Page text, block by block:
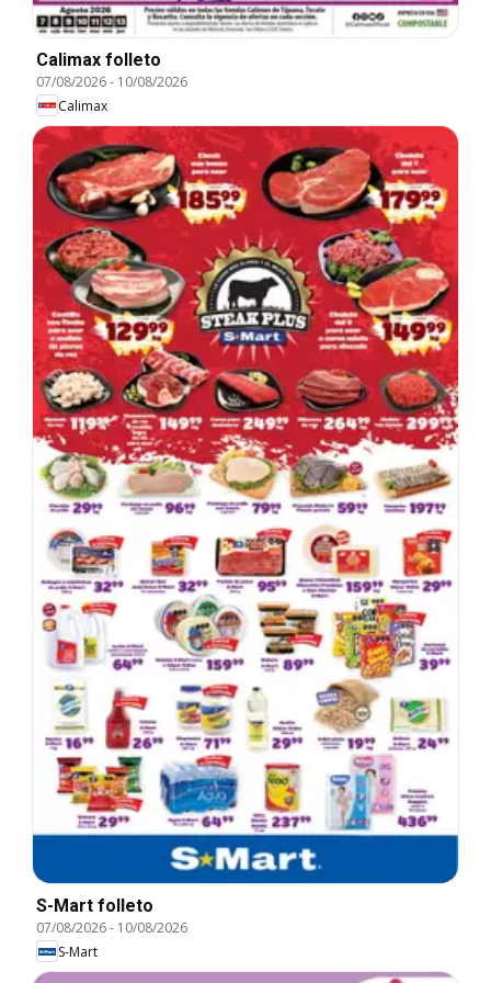
Calimax folleto
07/08/2026- 10/08/2026
Calimax
S-Mart folleto
07/08/2026- 10/08/2026
S-Mart